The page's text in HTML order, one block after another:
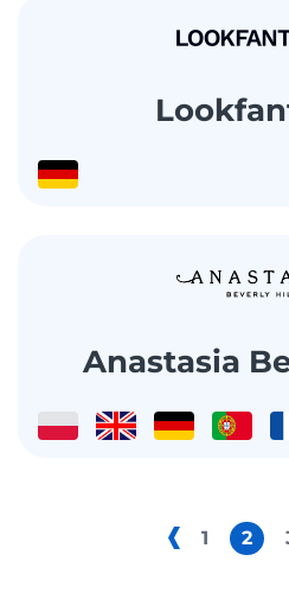
Anastasia
1 2